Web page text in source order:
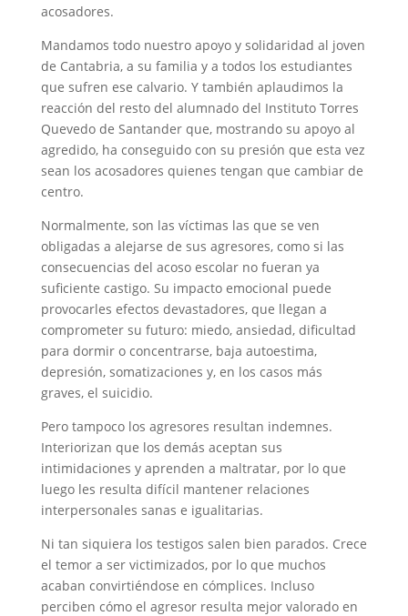
acosadores.
Mandamos todo nuestro apoyo y solidaridad al joven
de Cantabria, a su familia y a todos los estudiantes
que sufren ese calvario. Y también aplaudimos la
reacción del resto del alumnado del Instituto Torres
Quevedo de Santander que, mostrando su apoyo al
agredido, ha conseguido con su presión que esta vez
sean los acosadores quienes tengan que cambiar de
centro.
Normalmente, son las víctimas las que se ven
obligadas a alejarse de sus agresores, como si las
consecuencias del acoso escolar no fueran ya
suficiente castigo. Su impacto emocional puede
provocarles efectos devastadores, que llegan a
comprometer su futuro: miedo, ansiedad, dificultad
para dormir o concentrarse, baja autoestima,
depresión, somatizaciones y, en los casos más
graves, el suicidio.
Pero tampoco los agresores resultan indemnes.
Interiorizan que los demás aceptan sus
intimidaciones y aprenden a maltratar, por lo que
luego les resulta difícil mantener relaciones
interpersonales sanas e igualitarias.
Ni tan siquiera los testigos salen bien parados. Crece
el temor a ser victimizados, por lo que muchos
acaban convirtiéndose en cómplices. Incluso
perciben cómo el agresor resulta mejor valorado en